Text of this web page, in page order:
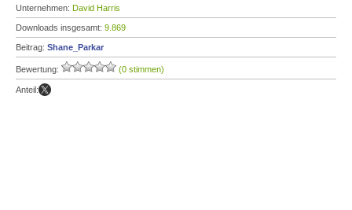
Unternehmen: David Harris
Downloads insgesamt: 9.869
Beitrag: Shane_Parkar
Bewertung: (0 stimmen)
Anteil: